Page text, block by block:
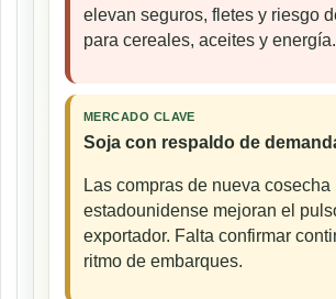
elevan seguros, fletes y riesgo
para cereales, aceites y energía.
MERCADO CLAVE
Soja con respaldo de
Las compras de nueva cosecha
estadounidense mejoran el
exportador. Falta confirmar
ritmo de embarques.